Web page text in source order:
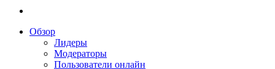
Обзор
Лидеры
Модераторы
Пользователи онлайн